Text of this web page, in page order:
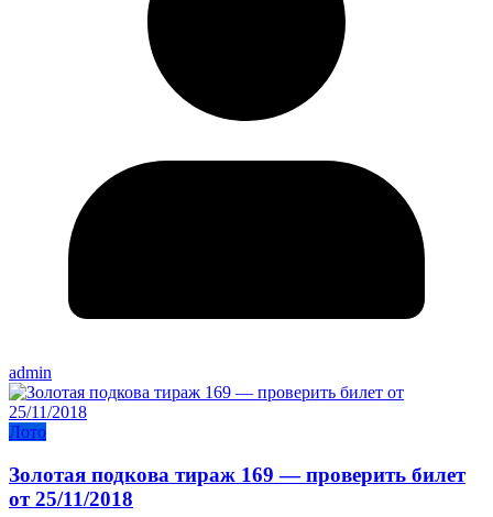
admin
Лото
Золотая подкова тираж 169 — проверить билет
от 25/11/2018